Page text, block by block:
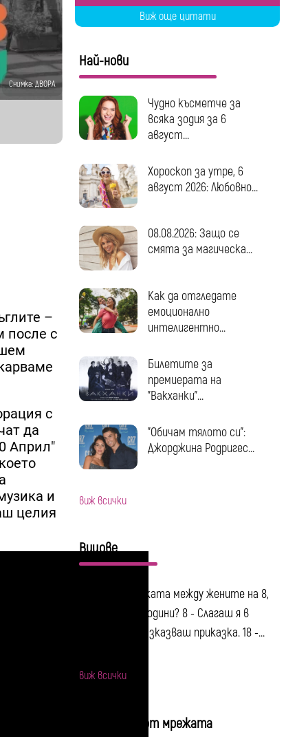
Снимка: ДВОРА
–
после с
с
да
Април"
и
целия
Виж още цитати
Най-нови
Чудно късметче за
всяка зодия за 6
август...
Хороскоп за утре, 6
август 2026: Любовно...
08.08.2026: Защо се
смята за магическа...
Как да отгледате
емоционално
интелигентно...
Билетите за
премиерата на
"Вакханки"...
"Обичам тялото си":
Джорджина Родригес...
виж всички
Вицове
Каква е разликата между жените на 8,
18, 28, 38 и 48 години? 8 - Слагаш я в
леглото и ѝ разказваш приказка. 18 -...
виж всички
Интересно от мрежата